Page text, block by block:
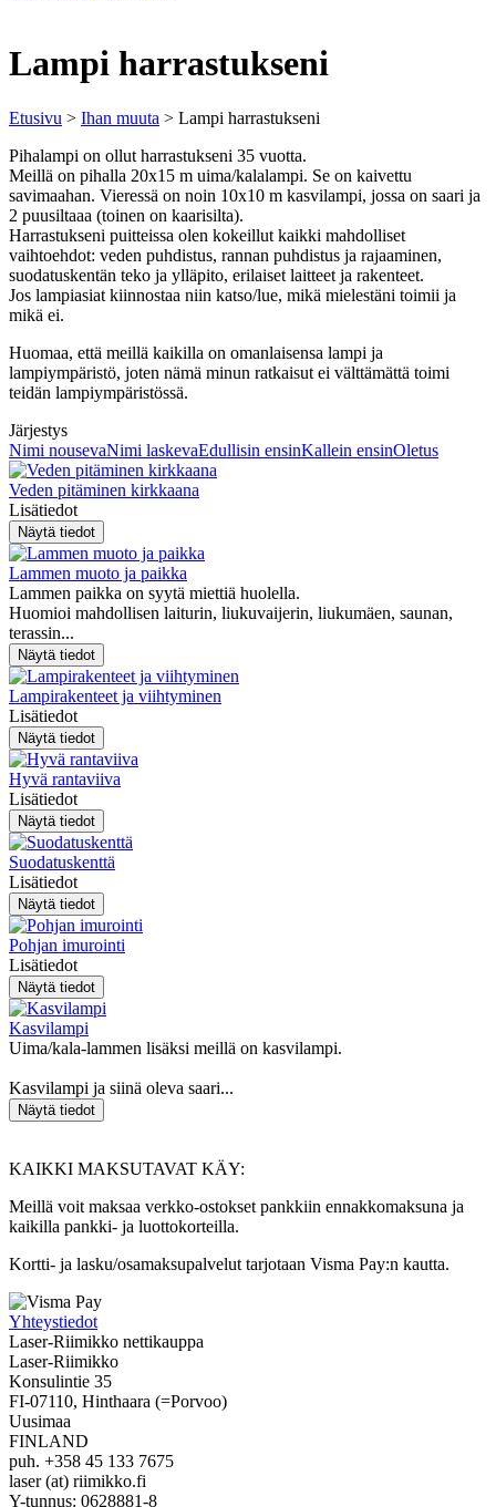
Lampi harrastukseni
Etusivu > Ihan muuta > Lampi harrastukseni
Pihalampi on ollut harrastukseni 35 vuotta.
Meillä on pihalla 20x15 m uima/kalalampi. Se on kaivettu
savimaahan. Vieressä on noin 10x10 m kasvilampi, jossa on saari ja
2 puusiltaaa (toinen on kaarisilta).
Harrastukseni puitteissa olen kokeillut kaikki mahdolliset
vaihtoehdot: veden puhdistus, rannan puhdistus ja rajaaminen,
suodatuskentän teko ja ylläpito, erilaiset laitteet ja rakenteet.
Jos lampiasiat kiinnostaa niin katso/lue, mikä mielestäni toimii ja
mikä ei.
Huomaa, että meillä kaikilla on omanlaisensa lampi ja
lampiympäristö, joten nämä minun ratkaisut ei välttämättä toimi
teidän lampiympäristössä.
Järjestys
Nimi nousevaNimi laskevaEdullisin ensinKallein ensinOletus
Veden pitäminen kirkkaana
Lisätiedot
Lammen muoto ja paikka
Lammen paikka on syytä miettiä huolella.
Huomioi mahdollisen laiturin, liukuvaijerin, liukumäen, saunan,
terassin...
Lampirakenteet ja viihtyminen
Lisätiedot
Hyvä rantaviiva
Lisätiedot
Suodatuskenttä
Lisätiedot
Pohjan imurointi
Lisätiedot
Kasvilampi
Uima/kala-lammen lisäksi meillä on kasvilampi.
Kasvilampi ja siinä oleva saari...
KAIKKI MAKSUTAVAT KÄY:
Meillä voit maksaa verkko-ostokset pankkiin ennakkomaksuna ja
kaikilla pankki- ja luottokorteilla.
Kortti- ja lasku/osamaksupalvelut tarjotaan Visma Pay:n kautta.
Yhteystiedot
Laser-Riimikko nettikauppa
Laser-Riimikko
Konsulintie 35
FI-07110, Hinthaara (=Porvoo)
Uusimaa
FINLAND
puh. +358 45 133 7675
laser (at) riimikko.fi
Y-tunnus: 0628881-8